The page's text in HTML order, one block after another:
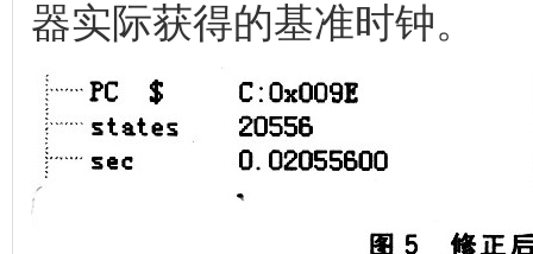
器实际获得的基准时钟。